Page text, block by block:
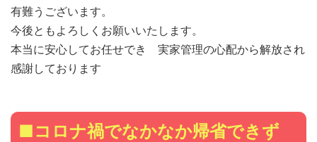
有難うございます。
今後ともよろしくお願いいたします。
本当に安心してお任せでき 実家管理の心配から解放され
感謝しております
■コロナ禍でなかなか帰省できず